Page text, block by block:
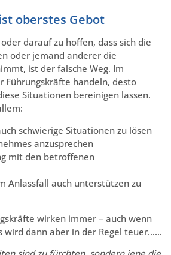
oberstes Gebot
darauf zu hoffen, dass sich die
oder jemand anderer die
ist der falsche Weg. Im
Führungskräfte handeln, desto
Situationen bereinigen lassen.
schwierige Situationen zu lösen
anzusprechen
mit den betroffenen
Anlassfall auch unterstützen zu
wirken immer – auch wenn
wird dann aber in der Regel teuer……